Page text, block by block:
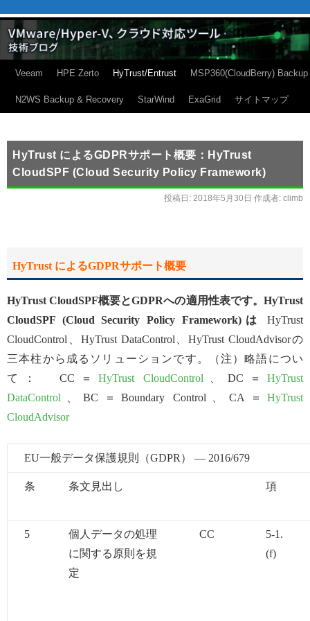
Veeam HPE Zerto HyTrust/Entrust MSP360(CloudBerry) Backup
N2WS Backup & Recovery StarWind ExaGrid サイトマップ
HyTrust によるGDPRサポート概要：HyTrust
CloudSPF (Cloud Security Policy Framework)
投稿日: 2018年5月30日 作成者: climb
HyTrust によるGDPRサポート概要
HyTrust CloudSPF概要とGDPRへの適用性表です。HyTrust
CloudSPF (Cloud Security Policy Framework)は
HyTrust
CloudControl、HyTrust DataControl、HyTrust CloudAdvisorの
三本柱から成るソリューションです。（注）略語につい
て： CC＝ HyTrust CloudControl 、DC＝HyTrust
DataControl 、BC＝Boundary Control、CA＝ HyTrust
CloudAdvisor
EU一般データ保護規則（GDPR） ― 2016/679
条 条文見出し 項
5
個人データの処理
に関する原則を規
定
CC
5-1.
(f)